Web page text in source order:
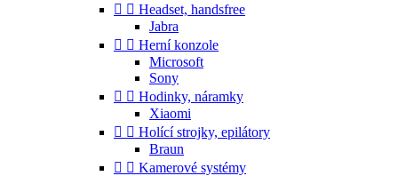
  Headset, handsfree
Jabra
  Herní konzole
Microsoft
Sony
  Hodinky, náramky
Xiaomi
  Holící strojky, epilátory
Braun
  Kamerové systémy